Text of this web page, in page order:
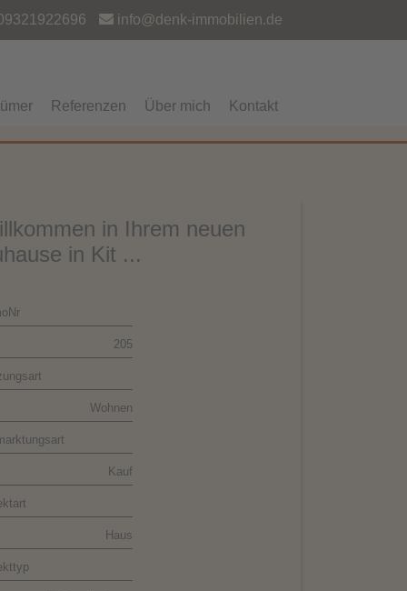
info@denk-immobilien.de
Referenzen Über mich Kontakt
in Ihrem neuen
in Kit ...
205
Wohnen
Kauf
Haus